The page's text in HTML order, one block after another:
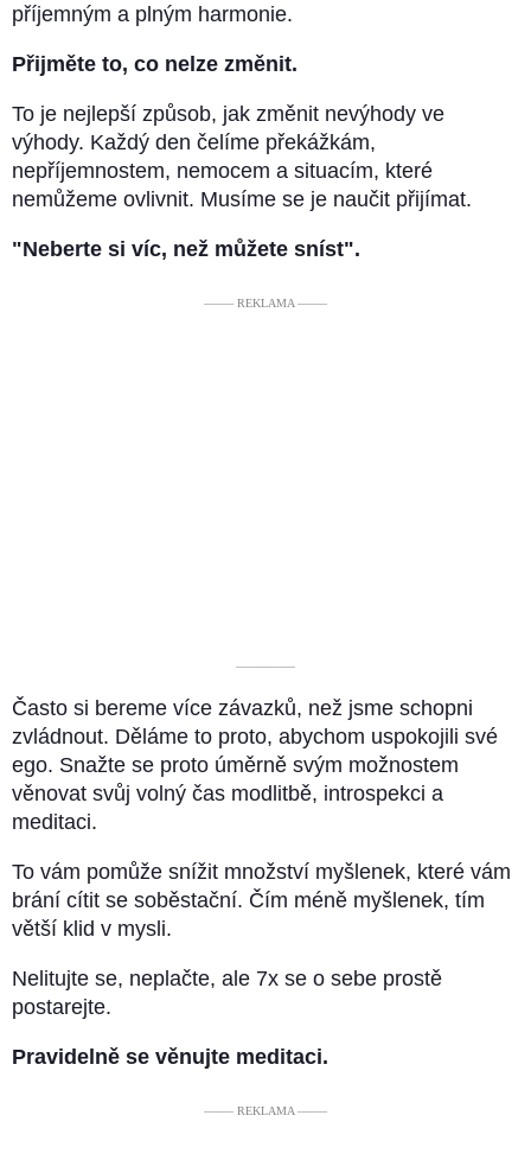
příjemným a plným harmonie.
Přijměte to, co nelze změnit.
To je nejlepší způsob, jak změnit nevýhody ve
výhody. Každý den čelíme překážkám,
nepříjemnostem, nemocem a situacím, které
nemůžeme ovlivnit. Musíme se je naučit přijímat.
"Neberte si víc, než můžete sníst".
––––– REKLAMA –––––
––––––––––
Často si bereme více závazků, než jsme schopni
zvládnout. Děláme to proto, abychom uspokojili své
ego. Snažte se proto úměrně svým možnostem
věnovat svůj volný čas modlitbě, introspekci a
meditaci.
To vám pomůže snížit množství myšlenek, které vám
brání cítit se soběstační. Čím méně myšlenek, tím
větší klid v mysli.
Nelitujte se, neplačte, ale 7x se o sebe prostě
postarejte.
Pravidelně se věnujte meditaci.
––––– REKLAMA –––––